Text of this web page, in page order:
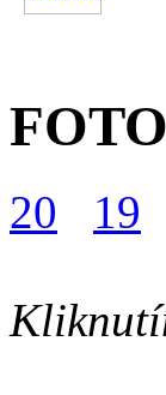
20 19